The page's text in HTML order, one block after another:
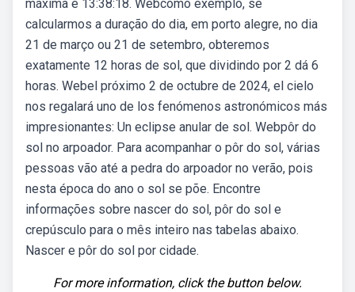
máxima é 13:38:18. Webcomo exemplo, se
calcularmos a duração do dia, em porto alegre, no dia
21 de março ou 21 de setembro, obteremos
exatamente 12 horas de sol, que dividindo por 2 dá 6
horas. Webel próximo 2 de octubre de 2024, el cielo
nos regalará uno de los fenómenos astronómicos más
impresionantes: Un eclipse anular de sol. Webpôr do
sol no arpoador. Para acompanhar o pôr do sol, várias
pessoas vão até a pedra do arpoador no verão, pois
nesta época do ano o sol se põe. Encontre
informações sobre nascer do sol, pôr do sol e
crepúsculo para o mês inteiro nas tabelas abaixo.
Nascer e pôr do sol por cidade.
For more information, click the button below.